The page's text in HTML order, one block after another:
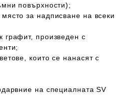
повърхности);
за надписване на всеки
графит, произведен с
които се нанасят с
на специалната SV